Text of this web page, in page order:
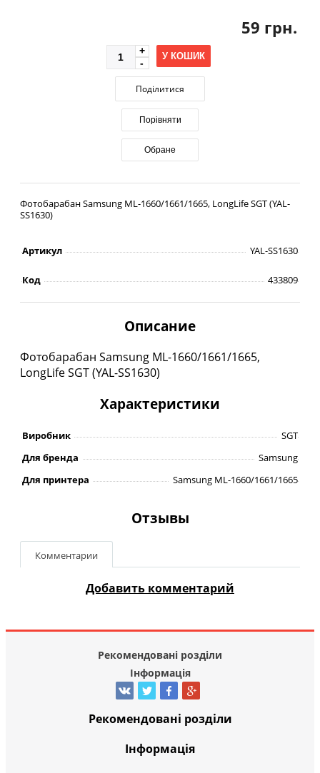
59 грн.
У КОШИК
Поділитися
Порівняти
Обране
Фотобарабан Samsung ML-1660/1661/1665, LongLife SGT (YAL-
SS1630)
Артикул YAL-SS1630
Код 433809
Описание
Фотобарабан Samsung ML-1660/1661/1665,
LongLife SGT (YAL-SS1630)
Характеристики
Виробник
SGT
Для бренда
Samsung
Для принтера
Samsung ML-1660/1661/1665
Отзывы
Комментарии
Добавить комментарий
Рекомендовані розділи
Інформація
Рекомендовані розділи
Інформація